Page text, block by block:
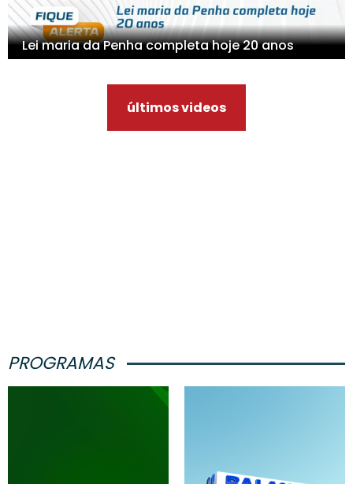
Lei maria da Penha completa hoje 20 anos
últimos videos
PROGRAMAS